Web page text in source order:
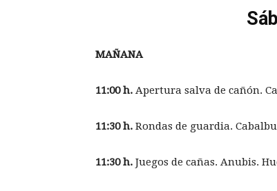
MAÑANA
11:00 h. Apertura salva de cañón.
11:30 h. Rondas de guardia.
11:30 h. Juegos de cañas. Anubis.